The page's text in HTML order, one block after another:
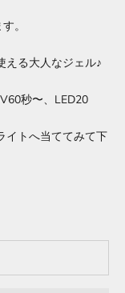
。
える大人なジェル♪
秒〜、LED20
イトへ当ててみて下